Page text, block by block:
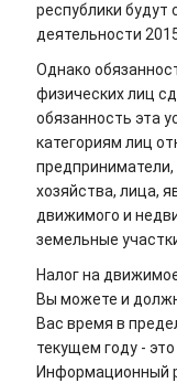
республики будут
деятельности
Однако
физических лиц
обязанность эта
категориям лиц
хозяйства, лица,
движимого и
земельные
Налог на
Вы можете и
Вас время в
текущем году -
Информационный